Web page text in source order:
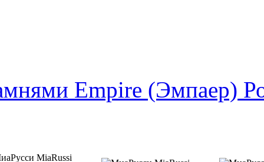
Empire (Эмпаер)